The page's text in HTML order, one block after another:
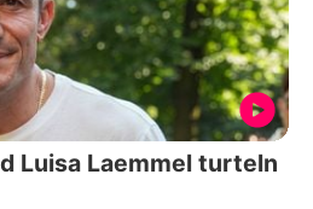
Luisa Laemmel turteln